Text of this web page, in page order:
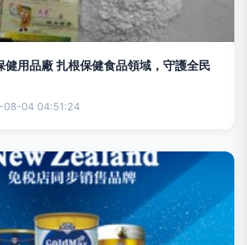
健用品廠 扎根保健食品領域，守護全民
08-04 04:51:24